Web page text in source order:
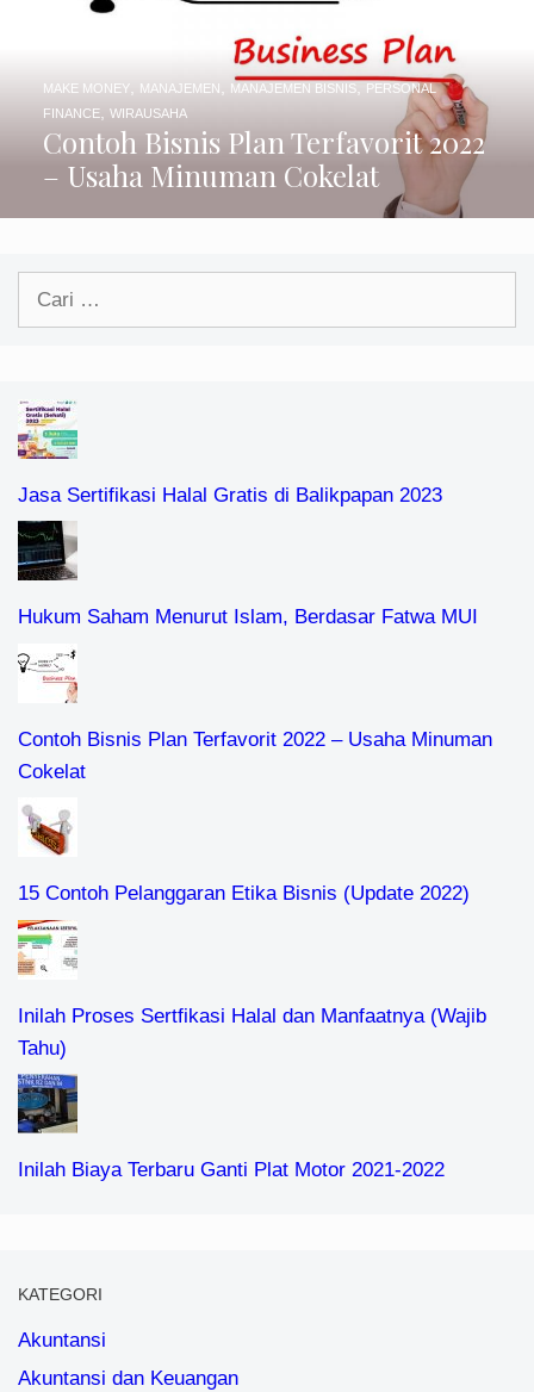
Contoh Bisnis Plan Terfavorit 2022
– Usaha Minuman Cokelat
MAKE MONEY, MANAJEMEN MANAJEMEN BISNIS,PERSONAL
FINANCE, WIRAUSAHA
Cari
Jasa Sertifikasi Halal Gratis di Balikpapan 2023
Hukum Saham Menurut Islam, Berdasar Fatwa MUI
Contoh Bisnis Plan Terfavorit 2022 – Usaha Minuman
Cokelat
15 Contoh Pelanggaran Etika Bisnis (Update 2022)
Inilah Proses Sertfikasi Halal dan Manfaatnya (Wajib
Tahu)
Inilah Biaya Terbaru Ganti Plat Motor 2021-2022
KATEGORI
Akuntansi
Akuntansi dan Keuangan